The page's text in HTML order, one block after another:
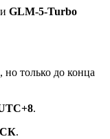
и GLM-5-Turbo
, но только до конца
.
.